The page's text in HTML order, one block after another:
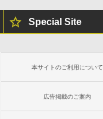
Special Site
本サイトのご利用について
広告掲載のご案内